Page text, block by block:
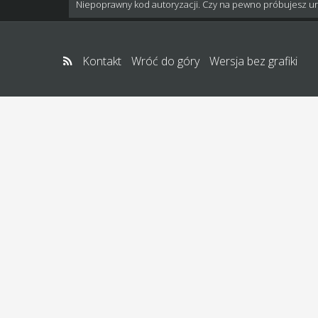
Niepoprawny kod autoryzacji. Czy na pewno próbujesz
Kontakt Wróć do góry Wersja bez grafiki